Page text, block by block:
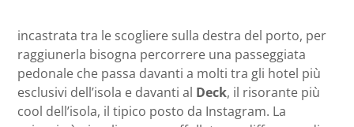
incastrata tra le scogliere sulla destra del porto, per
raggiunerla bisogna percorrere una passeggiata
pedonale che passa davanti a molti tra gli hotel più
esclusivi dell’isola e davanti al Deck, il risorante più
cool dell’isola, il tipico posto da Instagram. La